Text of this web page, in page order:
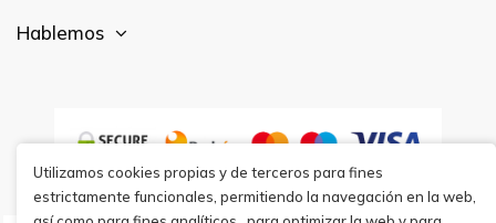
Hablemos
Utilizamos cookies propias y de terceros para fines
estrictamente funcionales, permitiendo la navegación en la web,